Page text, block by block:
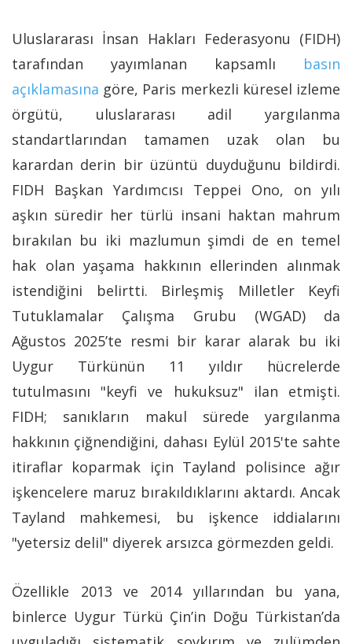
Uluslararası İnsan Hakları Federasyonu (FIDH)
tarafından yayımlanan kapsamlı basın
açıklamasına göre, Paris merkezli küresel izleme
örgütü, uluslararası adil yargılanma
standartlarından tamamen uzak olan bu
karardan derin bir üzüntü duyduğunu bildirdi.
FIDH Başkan Yardımcısı Teppei Ono, on yılı
aşkın süredir her türlü insani haktan mahrum
bırakılan bu iki mazlumun şimdi de en temel
hak olan yaşama hakkının ellerinden alınmak
istendiğini belirtti. Birleşmiş Milletler Keyfi
Tutuklamalar Çalışma Grubu (WGAD) da
Ağustos 2025’te resmi bir karar alarak bu iki
Uygur Türkünün 11 yıldır hücrelerde
tutulmasını "keyfi ve hukuksuz" ilan etmişti.
FIDH; sanıkların makul sürede yargılanma
hakkının çiğnendiğini, dahası Eylül 2015'te sahte
itiraflar koparmak için Tayland polisince ağır
işkencelere maruz bırakıldıklarını aktardı. Ancak
Tayland mahkemesi, bu işkence iddialarını
"yetersiz delil" diyerek arsızca görmezden geldi.
Özellikle 2013 ve 2014 yıllarından bu yana,
binlerce Uygur Türkü Çin’in Doğu Türkistan’da